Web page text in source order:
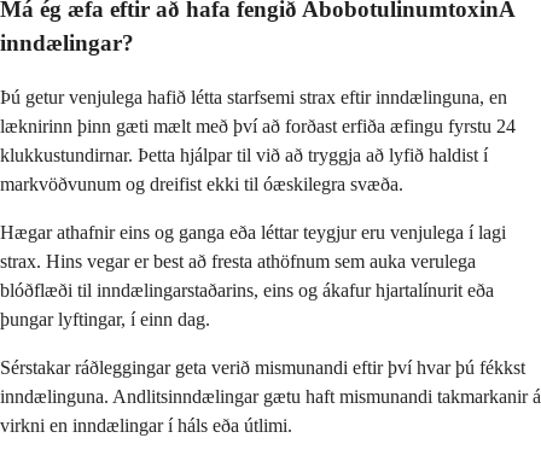
Má ég æfa eftir að hafa fengið AbobotulinumtoxinA
inndælingar?
Þú getur venjulega hafið létta starfsemi strax eftir inndælinguna, en
læknirinn þinn gæti mælt með því að forðast erfiða æfingu fyrstu 24
klukkustundirnar. Þetta hjálpar til við að tryggja að lyfið haldist í
markvöðvunum og dreifist ekki til óæskilegra svæða.
Hægar athafnir eins og ganga eða léttar teygjur eru venjulega í lagi
strax. Hins vegar er best að fresta athöfnum sem auka verulega
blóðflæði til inndælingarstaðarins, eins og ákafur hjartalínurit eða
þungar lyftingar, í einn dag.
Sérstakar ráðleggingar geta verið mismunandi eftir því hvar þú fékkst
inndælinguna. Andlitsinndælingar gætu haft mismunandi takmarkanir á
virkni en inndælingar í háls eða útlimi.